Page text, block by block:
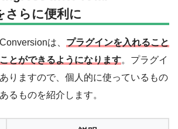
らに便利に
は、 プラグインを入れること
とができるようになります。プラグイ
りますので、個人的に使っているもの
るものを紹介します。